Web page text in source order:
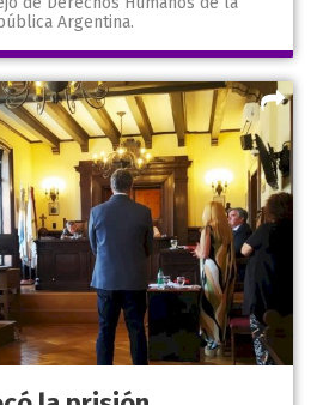
Argentina.